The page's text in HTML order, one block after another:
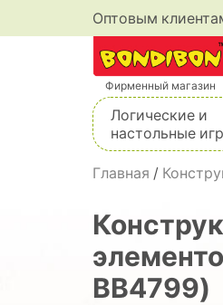
Оптовым
Фирменный магазин
Логические и
настольные
Главная /
ВВ4799)